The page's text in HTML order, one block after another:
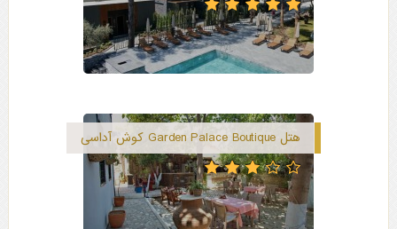
هتل Garden Palace Boutique کوش آداسی